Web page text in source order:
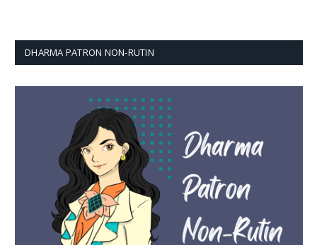
DHARMA PATRON NON-RUTIN